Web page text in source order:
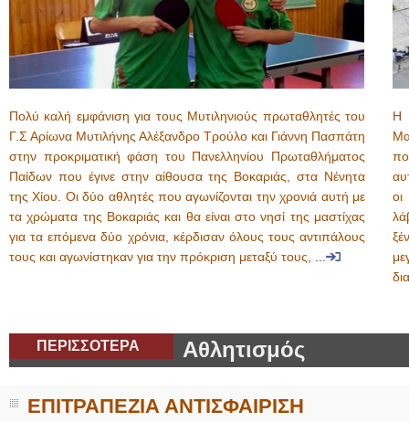
Πολύ καλή εμφάνιση για τους Μυτιληνιούς πρωταθλητές του
Γ.Σ Αρίωνα Μυτιλήνης Αλέξανδρο Τρούλο και Γιάννη Πασπάτη
στην προκριματική φάση του Πανελληνίου Πρωταθλήματος
Παίδων που έγινε στην αίθουσα της Βοκαριάς, στα Νένητα
της Χίου. Οι δύο αθλητές που αγωνίζονται την χρονιά αυτή με
τα χρώματα της Βοκαριάς και θα είναι στο νησί της μαστίχας
για τα επόμενα δύο χρόνια, κέρδισαν όλους τους αντιπάλους
τους και αγωνίστηκαν για την πρόκριση μεταξύ τους, ...
Η
ΠΕΡΙΣΣΟΤΕΡΑ Αθλητισμός
ΕΠΙΤΡΑΠΕΖΙΑ ΑΝΤΙΣΦΑΙΡΙΣΗ